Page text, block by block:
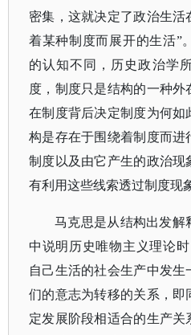
密集，这就决定了政治生
着某种制度而展开的生活”
的认知不同，历史政治学
度，制度只是结构的一种
在制度背后决定制度为何
构是存在于围绕着制度而进
制度以及由它产生的政治现
有利用这些线索透过制度现
马克思是从结构出发解
中说明历史唯物主义理论
自己生活的社会生产中发
们的意志为转移的关系，即
定发展阶段相适合的生产关